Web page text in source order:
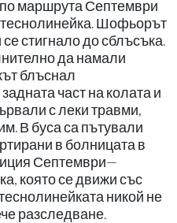
маршрута Септември
Шофьорът
стигнало до сблъсъка.
да намали
блъснал
част на колата и
с леки травми,
В буса са пътували
в болницата в
Септември—
която се движи със
никой не
разследване.